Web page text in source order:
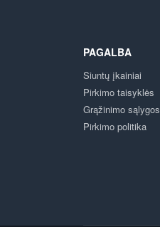
PAGALBA
Siuntų įkainiai
Pirkimo taisyklės
Grąžinimo sąlygos
Pirkimo politika